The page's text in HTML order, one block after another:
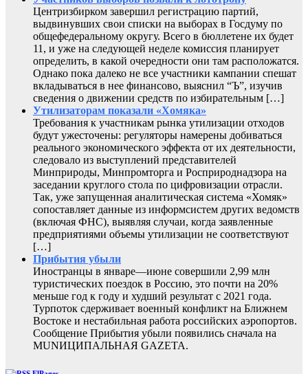
Центризбирком завершил регистрацию партий,
выдвинувших свои списки на выборах в Госдуму по
общефедеральному округу. Всего в бюллетене их будет
11, и уже на следующей неделе комиссия планирует
определить, в какой очередности они там расположатся.
Однако пока далеко не все участники кампании спешат
вкладываться в нее финансово, выяснил “Ъ”, изучив
сведения о движении средств по избирательным […]
Утилизаторам показали «Хомяка»
Требования к участникам рынка утилизации отходов
будут ужесточены: регуляторы намерены добиваться
реального экономического эффекта от их деятельности,
следовало из выступлений представителей
Минприроды, Минпромторга и Росприроднадзора на
заседании круглого стола по цифровизации отрасли.
Так, уже запущенная аналитическая система «Хомяк»
сопоставляет данные из информсистем других ведомств
(включая ФНС), выявляя случаи, когда заявленные
предприятиями объемы утилизации не соответствуют
[…]
Прибытия убыли
Иностранцы в январе—июне совершили 2,99 млн
туристических поездок в Россию, это почти на 20%
меньше год к году и худший результат с 2021 года.
Турпоток сдерживает военный конфликт на Ближнем
Востоке и нестабильная работа российских аэропортов.
Сообщение Прибытия убыли появились сначала на
MUNИЦИПАЛЬНАЯ GAZЕТА.